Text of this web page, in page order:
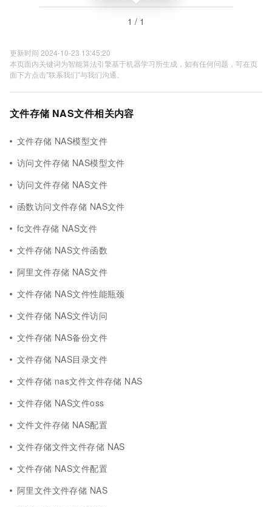
1 / 1
更新时间 2024-10-23 13:45:20
本页面内关键词为智能算法引擎基于机器学习所生成，如有任何问题，可在页
面下方点击"联系我们"与我们沟通。
文件存储 NAS文件相关内容
文件存储 NAS模型文件
访问文件存储 NAS模型文件
访问文件存储 NAS文件
函数访问文件存储 NAS文件
fc文件存储 NAS文件
文件存储 NAS文件函数
阿里文件存储 NAS文件
文件存储 NAS文件性能瓶颈
文件存储 NAS文件访问
文件存储 NAS备份文件
文件存储 NAS目录文件
文件存储 nas文件文件存储 NAS
文件存储 NAS文件oss
文件文件存储 NAS配置
文件存储文件文件存储 NAS
文件存储 NAS文件配置
阿里文件文件存储 NAS